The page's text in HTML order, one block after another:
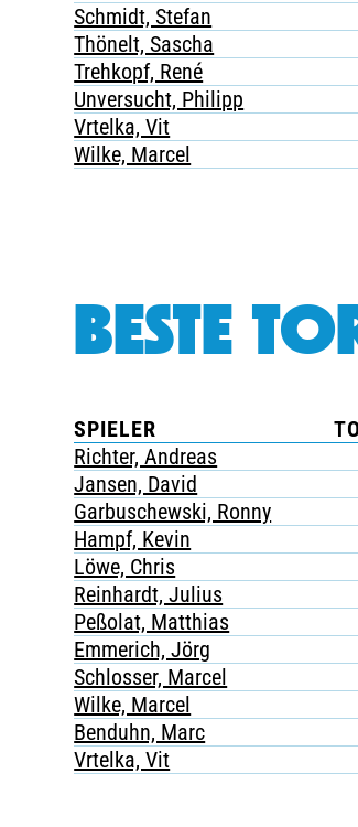
Schmidt, Stefan
Thönelt, Sascha
Trehkopf, René
Unversucht, Philipp
Vrtelka, Vit
Wilke, Marcel
BESTE
SPIELER
Richter, Andreas
Jansen, David
Garbuschewski, Ronny
Hampf, Kevin
Löwe, Chris
Reinhardt, Julius
Peßolat, Matthias
Emmerich, Jörg
Schlosser, Marcel
Wilke, Marcel
Benduhn, Marc
Vrtelka, Vit